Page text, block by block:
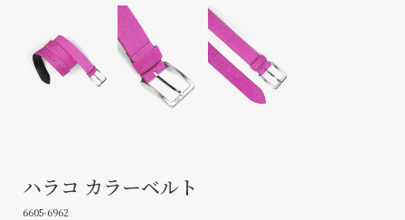
ハラコ カラーベルト
6605-6962